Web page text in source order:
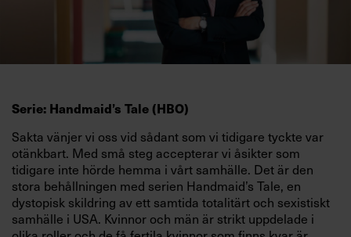
Serie: Handmaid’s Tale (HBO)
Sakta vänjer vi oss vid sådant som vi tidigare tyckte var
otänkbart. Med små steg accepterar vi åsikter som
tidigare inte hörde hemma i vårt samhälle. Det är den
stora behållningen med serien Handmaid’s Tale, en
dystopisk skildring av ett samtida totalitärt och sexistiskt
samhälle i USA. Kvinnor och män är strikt uppdelade i